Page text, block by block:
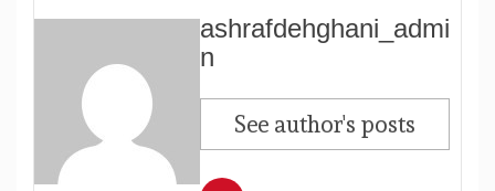
ashrafdehghani_admi
n
See author's posts